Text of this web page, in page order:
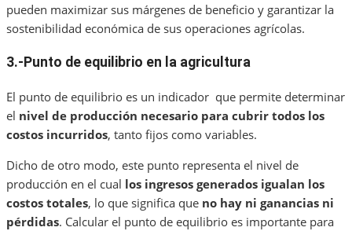
pueden maximizar sus márgenes de beneficio y garantizar la
sostenibilidad económica de sus operaciones agrícolas.
3.-Punto de equilibrio en la agricultura
El punto de equilibrio es un indicador que permite determinar
el nivel de producción necesario para cubrir todos los
costos incurridos, tanto fijos como variables.
Dicho de otro modo, este punto representa el nivel de
producción en el cual los ingresos generados igualan los
costos totales, lo que significa que no hay ni ganancias ni
pérdidas. Calcular el punto de equilibrio es importante para